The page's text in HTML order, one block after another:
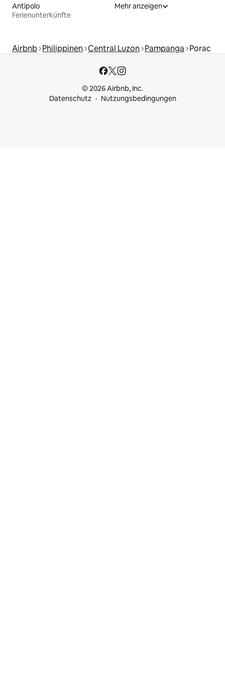
Antipolo
Ferienunterkünfte
Mehr anzeigen
Airbnb Philippinen Central Luzon Pampanga Porac
© 2026 Airbnb, Inc.
Datenschutz
Nutzungsbedingungen